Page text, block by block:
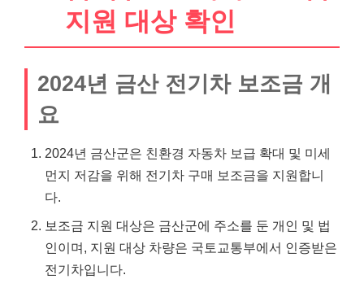
지원 대상 확인
2024년 금산 전기차 보조금 개
요
2024년 금산군은 친환경 자동차 보급 확대 및 미세
먼지 저감을 위해 전기차 구매 보조금을 지원합니
다.
보조금 지원 대상은 금산군에 주소를 둔 개인 및 법
인이며, 지원 대상 차량은 국토교통부에서 인증받은
전기차입니다.